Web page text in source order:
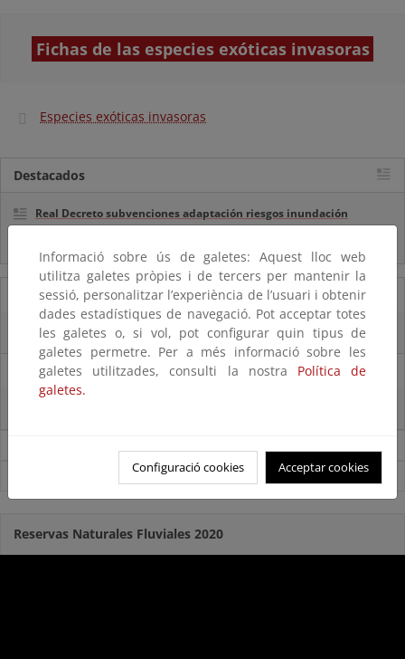
Fichas de las especies exóticas invasoras
Especies exóticas invasoras
Destacados
Real Decreto subvenciones adaptación riesgos inundación
05/08/2025
La reserva hídrica española se encuentra al 65,8% de su capacidad
29/07/2025
Ver todas las noticias
Reservas Naturales Fluviales 2020
Informació sobre ús de galetes: Aquest lloc web
utilitza galetes pròpies i de tercers per mantenir la
sessió, personalitzar l’experiència de l’usuari i obtenir
dades estadístiques de navegació. Pot acceptar totes
les galetes o, si vol, pot configurar quin tipus de
galetes permetre. Per a més informació sobre les
galetes utilitzades, consulti la nostra Política de
galetes.
Configuració cookies Acceptar cookies